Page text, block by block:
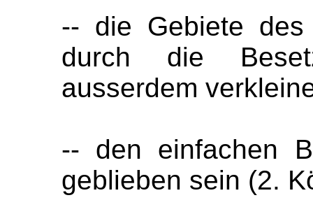
-- die Gebiete des
durch die
ausserdem
-- den einfachen
geblieben sein (2.